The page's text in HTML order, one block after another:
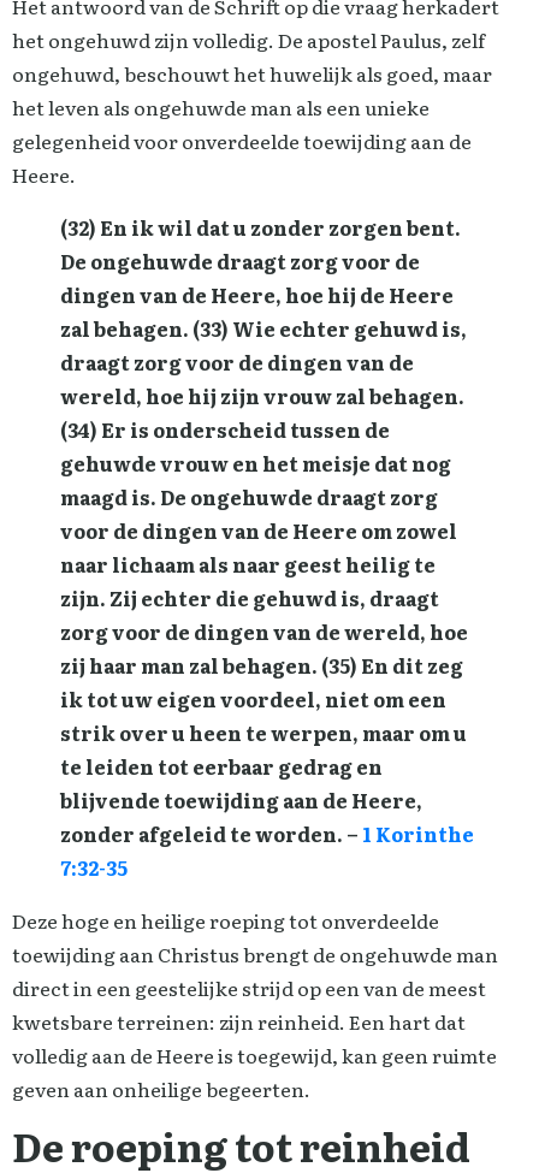
Het antwoord van de Schrift op die vraag herkadert
het ongehuwd zijn volledig. De apostel Paulus, zelf
ongehuwd, beschouwt het huwelijk als goed, maar
het leven als ongehuwde man als een unieke
gelegenheid voor onverdeelde toewijding aan de
Heere.
(32) En ik wil dat u zonder zorgen bent.
De ongehuwde draagt zorg voor de
dingen van de Heere, hoe hij de Heere
zal behagen. (33) Wie echter gehuwd is,
draagt zorg voor de dingen van de
wereld, hoe hij zijn vrouw zal behagen.
(34) Er is onderscheid tussen de
gehuwde vrouw en het meisje dat nog
maagd is. De ongehuwde draagt zorg
voor de dingen van de Heere om zowel
naar lichaam als naar geest heilig te
zijn. Zij echter die gehuwd is, draagt
zorg voor de dingen van de wereld, hoe
zij haar man zal behagen. (35) En dit zeg
ik tot uw eigen voordeel, niet om een
strik over u heen te werpen, maar om u
te leiden tot eerbaar gedrag en
blijvende toewijding aan de Heere,
zonder afgeleid te worden. – 1 Korinthe
7:32-35
Deze hoge en heilige roeping tot onverdeelde
toewijding aan Christus brengt de ongehuwde man
direct in een geestelijke strijd op een van de meest
kwetsbare terreinen: zijn reinheid. Een hart dat
volledig aan de Heere is toegewijd, kan geen ruimte
geven aan onheilige begeerten.
De roeping tot reinheid